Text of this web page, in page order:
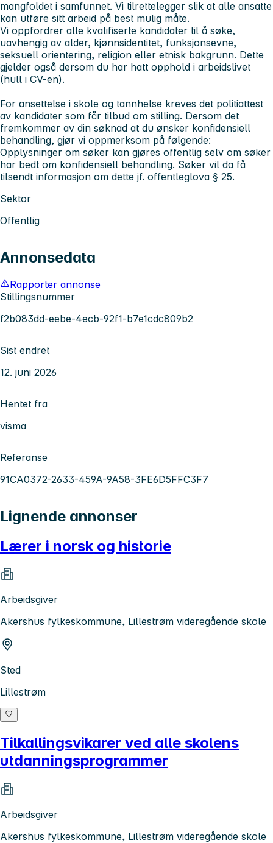
mangfoldet i samfunnet. Vi tilrettelegger slik at alle ansatte
kan utføre sitt arbeid på best mulig måte.
Vi oppfordrer alle kvalifiserte kandidater til å søke,
uavhengig av alder, kjønnsidentitet, funksjonsevne,
seksuell orientering, religion eller etnisk bakgrunn. Dette
gjelder også dersom du har hatt opphold i arbeidslivet
(hull i CV-en).
For ansettelse i skole og tannhelse kreves det politiattest
av kandidater som får tilbud om stilling. Dersom det
fremkommer av din søknad at du ønsker konfidensiell
behandling, gjør vi oppmerksom på følgende:
Opplysninger om søker kan gjøres offentlig selv om søker
har bedt om konfidensiell behandling. Søker vil da få
tilsendt informasjon om dette jf. offentleglova § 25.
Sektor
Offentlig
Annonsedata
Rapporter annonse
Stillingsnummer
f2b083dd-eebe-4ecb-92f1-b7e1cdc809b2
Sist endret
12. juni 2026
Hentet fra
visma
Referanse
91CA0372-2633-459A-9A58-3FE6D5FFC3F7
Lignende annonser
Lærer i norsk og historie
Arbeidsgiver
Akershus fylkeskommune, Lillestrøm videregående skole
Sted
Lillestrøm
Tilkallingsvikarer ved alle skolens
utdanningsprogrammer
Arbeidsgiver
Akershus fylkeskommune, Lillestrøm videregående skole